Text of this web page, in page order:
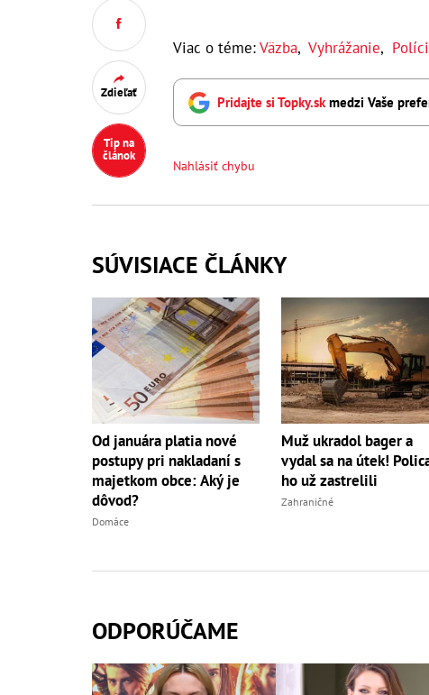
Zdieľať
Tip na
článok
Viac o téme:Väzba, Vyhrážanie,
Pridajte si Topky.skmedzi Vaše
Nahlásiť chybu
SÚVISIACE ČLÁNKY
Od januára platia nové
postupy pri nakladaní s
majetkom obce: Aký je
dôvod?
Domáce
Muž ukradol bager a
vydal sa na útek!
ho už zastrelili
Zahraničné
ODPORÚČAME